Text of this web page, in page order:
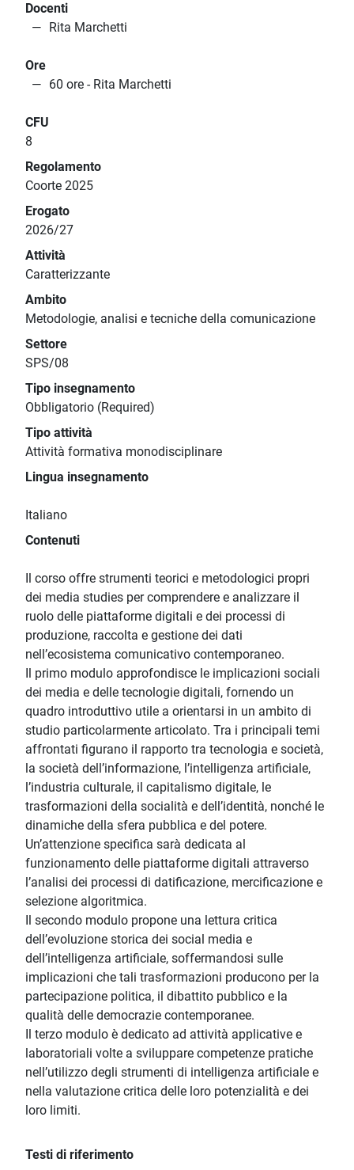
Docenti
Rita Marchetti
Ore
60 ore - Rita Marchetti
CFU
8
Regolamento
Coorte 2025
Erogato
2026/27
Attività
Caratterizzante
Ambito
Metodologie, analisi e tecniche della comunicazione
Settore
SPS/08
Tipo insegnamento
Obbligatorio (Required)
Tipo attività
Attività formativa monodisciplinare
Lingua insegnamento
Italiano
Contenuti
Il corso offre strumenti teorici e metodologici propri
dei media studies per comprendere e analizzare il
ruolo delle piattaforme digitali e dei processi di
produzione, raccolta e gestione dei dati
nell’ecosistema comunicativo contemporaneo.
Il primo modulo approfondisce le implicazioni sociali
dei media e delle tecnologie digitali, fornendo un
quadro introduttivo utile a orientarsi in un ambito di
studio particolarmente articolato. Tra i principali temi
affrontati figurano il rapporto tra tecnologia e società,
la società dell’informazione, l’intelligenza artificiale,
l’industria culturale, il capitalismo digitale, le
trasformazioni della socialità e dell’identità, nonché le
dinamiche della sfera pubblica e del potere.
Un’attenzione specifica sarà dedicata al
funzionamento delle piattaforme digitali attraverso
l’analisi dei processi di datificazione, mercificazione e
selezione algoritmica.
Il secondo modulo propone una lettura critica
dell’evoluzione storica dei social media e
dell’intelligenza artificiale, soffermandosi sulle
implicazioni che tali trasformazioni producono per la
partecipazione politica, il dibattito pubblico e la
qualità delle democrazie contemporanee.
Il terzo modulo è dedicato ad attività applicative e
laboratoriali volte a sviluppare competenze pratiche
nell’utilizzo degli strumenti di intelligenza artificiale e
nella valutazione critica delle loro potenzialità e dei
loro limiti.
Testi di riferimento